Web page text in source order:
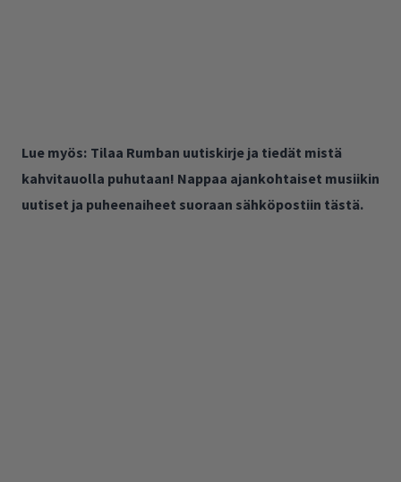
Lue myös: Tilaa Rumban uutiskirje ja tiedät mistä
kahvitauolla puhutaan! Nappaa ajankohtaiset musiikin
uutiset ja puheenaiheet suoraan sähköpostiin tästä.